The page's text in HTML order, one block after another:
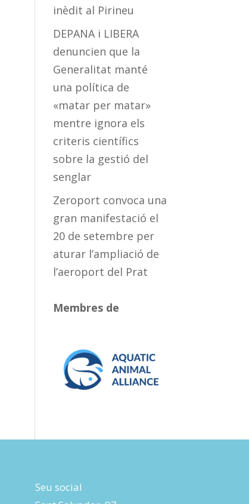
inèdit al Pirineu
DEPANA i LIBERA
denuncien que la
Generalitat manté
una política de
«matar per matar»
mentre ignora els
criteris científics
sobre la gestió del
senglar
Zeroport convoca una
gran manifestació el
20 de setembre per
aturar l’ampliació de
l’aeroport del Prat
Membres de
Seu social